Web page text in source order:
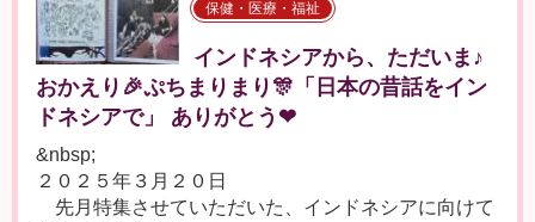
保健・医療・福祉
インドネシアから、ただいま♪
おかえり🎉ぷちまりまり🎊「日本の昔話をイン
ドネシアで」 ありがとう❤
&nbsp;
２０２５年３月２０日
先月特集させていただいた、インドネシアに向けて